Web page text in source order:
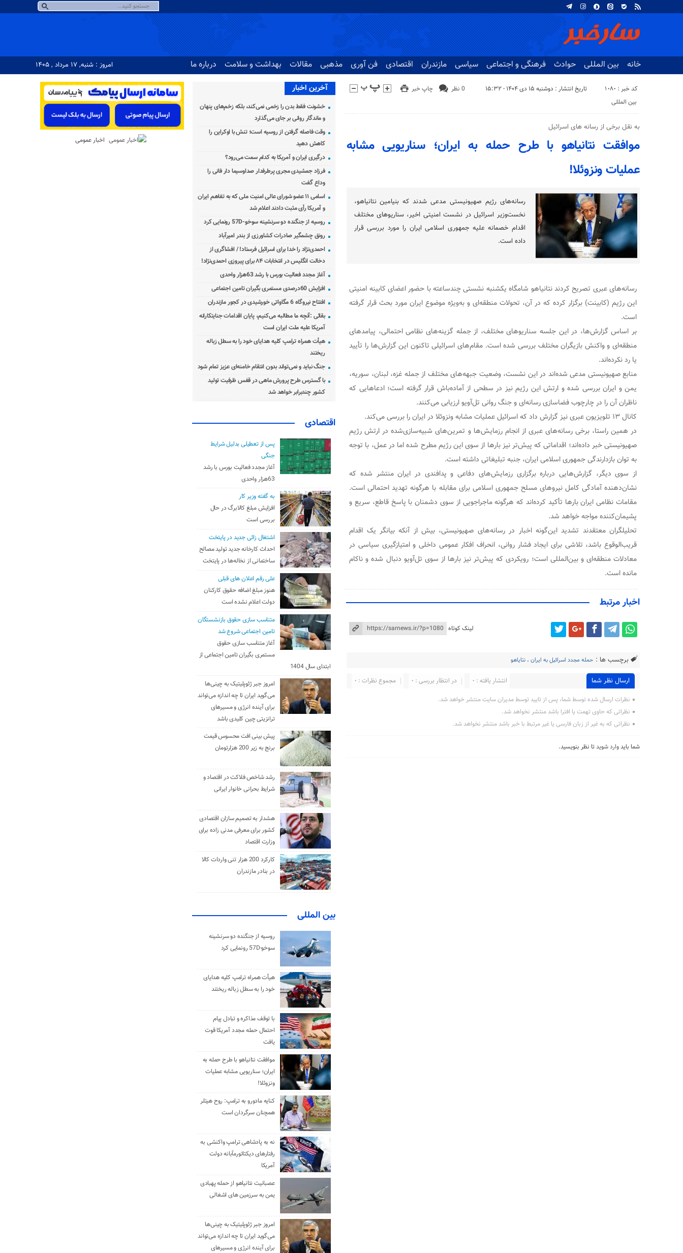
خانه بین المللی حوادث فرهنگی و اجتماعی سیاسی مازندران اقتصادی فن آوری مذهبی مقالات بهداشت و سلامت درباره ما امروز : شنبه, ۱۷ مرداد , ۱۴۰۵
کد خبر : 1080 تاریخ انتشار : دوشنبه ۱۵ دی ۱۴۰۴ - ۱۵:۳۲ چاپ خبر
0 نظر
بین المللی
به نقل برخی از رسانه های اسرائیل
موافقت نتانیاهو با طرح حمله به ایران؛ سناریویی مشابه
عملیات ونزوئلا!
رسانه‌های رژیم صهیونیستی مدعی شدند که بنیامین نتانیاهو،
نخست‌وزیر اسرائیل در نشست امنیتی اخیر، سناریوهای مختلف
اقدام خصمانه علیه جمهوری اسلامی ایران را مورد بررسی قرار
داده است.
رسانه‌های عبری تصریح کردند نتانیاهو شامگاه یکشنبه نشستی چندساعته با حضور اعضای کابینه امنیتی
این رژیم (کابینت) برگزار کرده که در آن، تحولات منطقه‌ای و به‌ویژه موضوع ایران مورد بحث قرار گرفته
است.
بر اساس گزارش‌ها، در این جلسه سناریوهای مختلف، از جمله گزینه‌های نظامی احتمالی، پیامدهای
منطقه‌ای و واکنش بازیگران مختلف بررسی شده است. مقام‌های اسرائیلی تاکنون این گزارش‌ها را تأیید
یا رد نکرده‌اند.
منابع صهیونیستی مدعی شده‌اند در این نشست، وضعیت جبهه‌های مختلف از جمله غزه، لبنان، سوریه،
یمن و ایران بررسی شده و ارتش این رژیم نیز در سطحی از آماده‌باش قرار گرفته است؛ ادعاهایی که
ناظران آن را در چارچوب فضاسازی رسانه‌ای و جنگ روانی تل‌آویو ارزیابی می‌کنند.
کانال ۱۳ تلویزیون عبری نیز گزارش داد که اسرائیل عملیات مشابه ونزوئلا در ایران را بررسی می‌کند.
در همین راستا، برخی رسانه‌های عبری از انجام رزمایش‌ها و تمرین‌های شبیه‌سازی‌شده در ارتش رژیم
صهیونیستی خبر داده‌اند؛ اقداماتی که پیش‌تر نیز بارها از سوی این رژیم مطرح شده اما در عمل، با توجه
به توان بازدارندگی جمهوری اسلامی ایران، جنبه تبلیغاتی داشته است.
از سوی دیگر، گزارش‌هایی درباره برگزاری رزمایش‌های دفاعی و پدافندی در ایران منتشر شده که
نشان‌دهنده آمادگی کامل نیروهای مسلح جمهوری اسلامی برای مقابله با هرگونه تهدید احتمالی است.
مقامات نظامی ایران بارها تأکید کرده‌اند که هرگونه ماجراجویی از سوی دشمنان با پاسخ قاطع، سریع و
پشیمان‌کننده مواجه خواهد شد.
تحلیلگران معتقدند تشدید این‌گونه اخبار در رسانه‌های صهیونیستی، بیش از آنکه بیانگر یک اقدام
قریب‌الوقوع باشد، تلاشی برای ایجاد فشار روانی، انحراف افکار عمومی داخلی و امتیازگیری سیاسی در
معادلات منطقه‌ای و بین‌المللی است؛ رویکردی که پیش‌تر نیز بارها از سوی تل‌آویو دنبال شده و ناکام
مانده است.
اخبار مرتبط
لینک کوتاه
برچسب ها : حمله مجدد اسرائیل به ایران ،نتایاهو
ارسال نظر شما مجموع نظرات : 0 در انتظار بررسی : 0 انتشار یافته : 0
نظرات ارسال شده توسط شما، پس از تایید توسط مدیران سایت منتشر خواهد شد.
نظراتی که حاوی تهمت یا افترا باشد منتشر نخواهد شد.
نظراتی که به غیر از زبان فارسی یا غیر مرتبط با خبر باشد منتشر نخواهد شد.
شما بایدوارد شویدتا نظر بنویسید.
آخرین اخبار
خشونت فقط بدن را زخمی نمی‌کند، بلکه زخم‌های پنهان
و ماندگار روانی بر جای می‌گذارد
وقت فاصله گرفتن از روسیه است؛ تنش با اوکراین را
کاهش دهید
درگیری ایران و آمریکا به کدام سمت می‌رود؟
فرزاد جمشیدی مجری پرطرفدار صداوسیما دار فانی را
وداع گفت
اسامی ۱۱ عضو شورای عالی امنیت ملی که به تفاهم ایران
و آمریکا رأی مثبت دادند اعلام شد
روسیه از جنگنده دو سرنشینه سوخو-57D رونمایی کرد
رونق چشمگیر صادرات کشاورزی از بندر امیرآباد
احمدی‌نژاد را خدا برای اسرائیل فرستاد! / افشاگری از
دخالت انگلیس در انتخابات ۸۴ برای پیروزی احمدی‌نژاد!
آغاز مجدد فعالیت بورس با رشد 63هزار واحدی
افزایش 60درصدی مستمری بگیران تامین اجتماعی
افتتاح نیروگاه 6 مگاواتی خورشیدی در کجور مازندران
بقائی :آنچه ما مطالبه می‌کنیم، پایان اقدامات جنایتکارانه
آمریکا علیه ملت ایران است
هیأت همراه ترامپ کلیه هدایای خود را به سطل زباله
ریختند
جنگ نباید و نمی‌تواند بدون انتقام خامنه‌ای عزیز تمام شود
با گسترس طرح پرورش ماهی در قفس ظرفیت تولید
کشور چندبرابر خواهد شد
اقتصادی
پس از تعطیلی بدلیل شرایط
جنگی
آغاز مجدد فعالیت بورس با رشد
63هزار واحدی
به گفته وزیر کار
افزایش مبلغ کالابرگ در حال
بررسی است
اشتغال زائی جدید در پایتخت
احداث کارخانه جدید تولید مصالح
ساختمانی از نخاله‌ها در پایتخت
علی رقم اعلان های قبلی
هنوز مبلغ اضافه حقوق کارکنان
دولت اعلام نشده است
متناسب سازی حقوق بازنشستگان
تامین اجتماعی شروع شد
آغاز متناسب سازی حقوق
مستمری بگیران تامین اجتماعی از
ابتدای سال 1404
امروز جبر ژئوپلیتیک به چینی‌ها
می‌گوید ایران تا چه اندازه می‌تواند
برای آینده انرژی و مسیرهای
ترانزیتی چین کلیدی باشد
پیش بینی افت محسوس قیمت
برنج به زیر 200 هزارتومان
رشد شاخص فلاکت در اقتصاد و
شرایط بحرانی خانوار ایرانی
هشدار به تصمیم سازان اقتصادی
کشور برای معرفی مدنی زاده برای
وزارت اقتصاد
کارکرد 200 هزار تنی واردات کالا
در بنادر مازندران
بین المللی
روسیه از جنگنده دو سرنشینه
سوخو-57D رونمایی کرد
هیأت همراه ترامپ کلیه هدایای
خود را به سطل زباله ریختند
با توقف مذاکره و تبادل پیام
احتمال حمله مجدد آمریکا قوت
یافت
موافقت نتانیاهو با طرح حمله به
ایران؛ سناریویی مشابه عملیات
ونزوئلا!
کنایه مادورو به ترامپ: روح هیتلر
همچنان سرگردان است
نه به پادشاهی ترامپ واکنشی به
رفتارهای دیکتاتورمآبانه دولت
آمریکا
عصبانیت نتانیاهو از حمله پهبادی
یمن به سرزمین های اشغالی
امروز جبر ژئوپلیتیک به چینی‌ها
می‌گوید ایران تا چه اندازه می‌تواند
برای آینده انرژی و مسیرهای
اخبار عمومی